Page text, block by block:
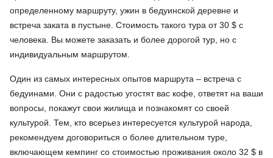
определенному маршруту, ужин в бедуинской деревне и
встреча заката в пустыне. Стоимость такого тура от 30 $ с
человека. Вы можете заказать и более дорогой тур, но с
индивидуальным маршрутом.
Один из самых интересных опытов маршрута – встреча с
бедуинами. Они с радостью угостят вас кофе, ответят на ваши
вопросы, покажут свои жилища и познакомят со своей
культурой. Тем, кто всерьез интересуется культурой народа,
рекомендуем договориться о более длительном туре,
включающем кемпинг со стоимостью проживания около 32 $ в